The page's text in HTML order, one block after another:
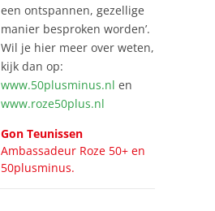
Gon Teunissen
Ambassadeur Roze 50+ en
50plusminus.
een ontspannen, gezellige
manier besproken worden’.
Wil je hier meer over weten,
kijk dan op:
www.50plusminus.nl en
www.roze50plus.nl